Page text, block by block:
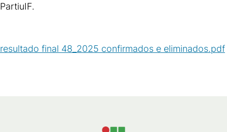
PartiuIF.
resultado final 48_2025 confirmados e eliminados.pdf